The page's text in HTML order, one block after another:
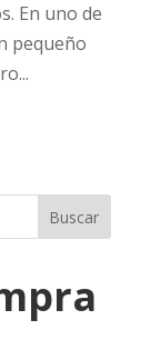
En uno de
pequeño